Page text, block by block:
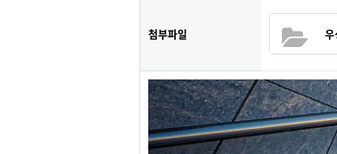
첨부파일